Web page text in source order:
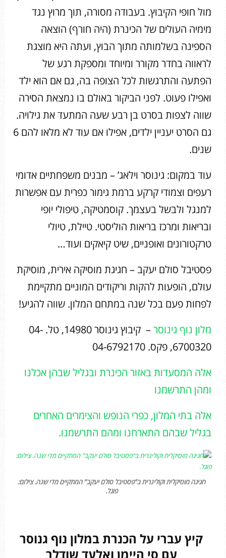
מול חופי הקיבוץ. בעבודה מסורה, תוך מרוץ נגד
מימיה העולים של הכינרת (היה חורף) הוצאה
הספינה בשלמותה מתוך הבוץ, ועתה היא מוצגת
לראווה בחדר מקורר ומיוחד ומספקת רגע של
הפתעה והתרגשות לכל הצופה בה, גם אם הוא ילד
ואפילו פעוט. לפני הביקור באולם בו נמצאת הסירה
שווה לצפות בסרט בן רבע שעה המתעד את גילויה.
גם הסרט יעניין ילדים, אפילו אם עוד לא מלאו להם 6
שנים.
עוד במקום: גינוסר וילאג’ – מבנים משפחתיים אדומי
רעפים וצמודי קרקע ברמת גימור כפרית עם אפשרות
למנגל ולבשל בעצמך. קוסמטיקה, טיפולי יופי
ובריאות ומרכז בריאות הוליסטי. טיילת, טיולי
טרקטורונים ואופניים, שיט קיאקים ועוד…
פסטיבל סולם יעקב – חגיגת מוסיקה אירית, מוסיקת
עולם, הופעות להקות וריקודים המוניים מתקיימת
לפחות פעם בכל שנה במתחם המלון. שווה להגיע!
מלון נוף גינוסר
– קיבוץ גינוסר 14980, טל. 04-
6700320, פקס. 04-6792170
אלה המסעדות באזור הכינרת ובגליל שבהן אכלנו
ומהן התרשמנו
אלה בתי המלון, כפרי הנופש והצימרים האחרים
בגליל שבהם התארחנו ומהם התרשמנו.
חגיגה מוסיקלית וקולינרית ב”פסטיבל סולם יעקב” המתקיים מדי שנה. צילום:
פוגל.
קיץ עברי על הכנרת במלון נוף גנוסר
עם סי היימן ואלעד שודלר